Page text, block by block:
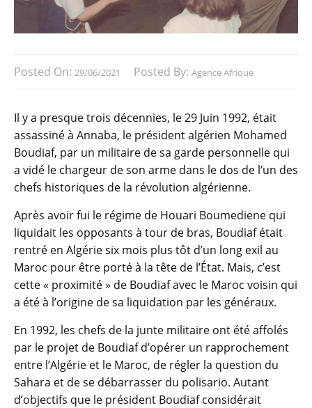
Posted On: 29/06/2021 Posted By: Agence Afrique
Il y a presque trois décennies, le 29 Juin 1992, était
assassiné à Annaba, le président algérien Mohamed
Boudiaf, par un militaire de sa garde personnelle qui
a vidé le chargeur de son arme dans le dos de l’un des
chefs historiques de la révolution algérienne.
Après avoir fui le régime de Houari Boumediene qui
liquidait les opposants à tour de bras, Boudiaf était
rentré en Algérie six mois plus tôt d’un long exil au
Maroc pour être porté à la tête de l’État. Mais, c’est
cette « proximité » de Boudiaf avec le Maroc voisin qui
a été à l’origine de sa liquidation par les généraux.
En 1992, les chefs de la junte militaire ont été affolés
par le projet de Boudiaf d’opérer un rapprochement
entre l’Algérie et le Maroc, de régler la question du
Sahara et de se débarrasser du polisario. Autant
d’objectifs que le président Boudiaf considérait